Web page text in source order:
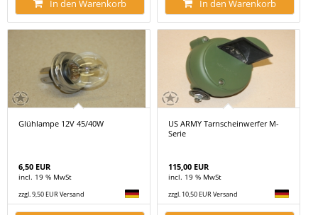
In den Warenkorb In den Warenkorb
Glühlampe 12V 45/40W
6,50 EUR
incl. 19 % MwSt
zzgl. 9,50 EUR Versand
US ARMY Tarnscheinwerfer M-
Serie
115,00 EUR
incl. 19 % MwSt
zzgl. 10,50 EUR Versand